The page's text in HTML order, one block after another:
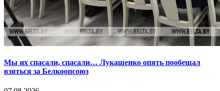
Мы их спасали, спасали… Лукашенко опять пообещал
взяться за Белкоопсоюз